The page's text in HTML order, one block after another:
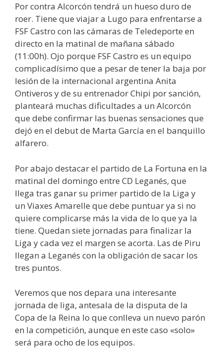
Por contra Alcorcón tendrá un hueso duro de
roer. Tiene que viajar a Lugo para enfrentarse a
FSF Castro con las cámaras de Teledeporte en
directo en la matinal de mañana sábado
(11:00h). Ojo porque FSF Castro es un equipo
complicadísimo que a pesar de tener la baja por
lesión de la internacional argentina Anita
Ontiveros y de su entrenador Chipi por sanción,
planteará muchas dificultades a un Alcorcón
que debe confirmar las buenas sensaciones que
dejó en el debut de Marta García en el banquillo
alfarero.
Por abajo destacar el partido de La Fortuna en la
matinal del domingo entre CD Leganés, que
llega tras ganar su primer partido de la Liga y
un Viaxes Amarelle que debe puntuar ya si no
quiere complicarse más la vida de lo que ya la
tiene. Quedan siete jornadas para finalizar la
Liga y cada vez el margen se acorta. Las de Piru
llegan a Leganés con la obligación de sacar los
tres puntos.
Veremos que nos depara una interesante
jornada de liga, antesala de la disputa de la
Copa de la Reina lo que conlleva un nuevo parón
en la competición, aunque en este caso «solo»
será para ocho de los equipos.